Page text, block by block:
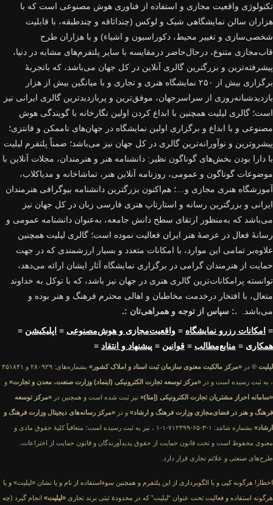
تکنولوژی واقعیت مجازی و استفاده از فناوری هوش مصنوعی است که با
هزاران سالن نمایشگاهی شیک و لوکس (چنداتاقه و چندطبقه، با قابلیت
شخصی‌سازی و تغییر محیط، دکوراسیون و اشیاء) و با هزاران طرح
قاب‌مجازی متنوع، درحال‌حاضر درمقایسه با سایر پلتفرم‌های مشابه در دنیا،
پیشرفته‌ترین و بزرگترین گالری آنلاین در کل جهان می‌باشد، که باتجربهٔ
برگزاری بیش از ۲۵۰ نمایشگاه هنری و تجاری و با میانگین بیش از هزار
بازدیدشبانه‌روزی از سراسرجهان، موفق‌ترین و پربازدیدترین گالری ایرانی نیز
است؛ گالری لیلیت همچنین با ابداع کردن اولین نگارخانه با گویندگی هوش
مصنوعی و با ابداع و برگزاری اولین نمایشگاه در جهان‌های ناممکن و فانتزی؛
پیشروترین و نوآورانه‌ترین گالری در کل جهان نیز می‌باشد؛ ضمناً پلتفرم لیلیت
با دارا بودن بخش‌های گوناگون نظیر: دانشنامه هنر و هنرمندان، مجلات آنلاین با
موضوعات گوناگون و عمومی، روزنامه آنلاین هنر، تماشاخانه و مدیاکلاب،
آموزشگاه هنری مجازی و…؛ هم‌اکنون بزرگترین دانشنامه بیوگرافی هنرمندان
ایرانی و بزرگترین رسانه و استارتاپ هنری فارسی زبان در کل جهان نیز
می‌باشد که به‌منظور ارتقای سطح دانش جامعه، به‌عنوان دانشنامه عمومی و
رسانهٔ فعال در عرصهٔ هنر ایران فعالیت نموده است؛ گالری لیلیت همچنین
علاوه‌بر تمامی این موارد، با امکانات متعدد و بسیار ارزشمندی که در جهت
حمایت از هنرمندان گرامی در برگزاری نمایشگاه آثار ایشان ارائه می‌دهد،
توانسته پرامکانات‌ترین گالری هنری در جهان نیز باشد، که با توکل به خداوند
متعال، با افتخار درخدمت مخاطبان و اهالی محترم فرهنگ و هنر بوده و
می‌باشد. .: سپاس از توجه و همراهی‌تان :.
≡ امکانات رزرو نمایشگاه ≡ واقعیت‌مجازی و هوش‌مصنوعی ≡ اپلیکیشن ≡
همکاری ≡ منابع‌مطالب ≡ قوانین ≡ پیشنهاد و انتقاد ≡
لیلیت ® در «مرکز مالکیت معنوی سازمان ثبت اسناد و املاک کشور» بشماره‌های: ۲۸۰۹۲۹ و ۴۵۱۸۴۱
، به ثبت رسیده است و در «مرکز توسعه تجارت الکترونیکی (اینماد) وزارت صنعت، معدن و تجارت» و
«سامانه احراز مشتریان تجارت الکترونیکی (اِمتا)» نیز ثبت شده است و همچنین در «مرکز توسعه
فرهنگ و هنر در فضای‌مجازی وزارت فرهنگ و ارشاد» و در «مرکز رسانه‌های دیجیتال وزارت فرهنگ و
ارشاد» بشماره شامَد: ۱-۳-۶۵-۷۱۲۳۹۹-۱-۱ ، نیز به ثبت رسیده است؛ متعاقباً کلیهٔ حقوق مادی و
معنوی محفوظ است و تحت قانون حمایت از حقوق پدیدآورندگان و قانون حمایت از اختراعات،
طرح‌های صنعتی و علائم تجاری قرار دارد.
اخطار! هرگونه کپی و یا الگوبرداری از این پلتفرم و همچنین سوءاستفاده از نام و یا نشان «لیلیت» و یا
هرگونه استفاده و فعالیت تحت عنوان “لیلیت” که در محدودهٔ ثبتی برند تجاری «لیلیت» انجام گیرد (چه